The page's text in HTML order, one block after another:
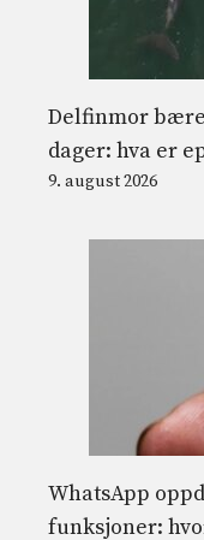
Delfinmor
dager: hva er
9. august 2026
WhatsApp
funksjoner: